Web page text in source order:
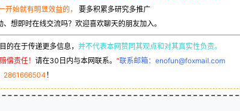
开始就有明显效益的，
要多积累多研究多推广
、想即时在线交流吗？欢迎喜欢聊天的朋友加入。
的在于传递更多信息， 并不代表本网赞同其观点和对其真实性负责。
偿责任！ 请在30日内与本网联系。 “联系邮箱：enofun@foxmail.com
2861666504 ！